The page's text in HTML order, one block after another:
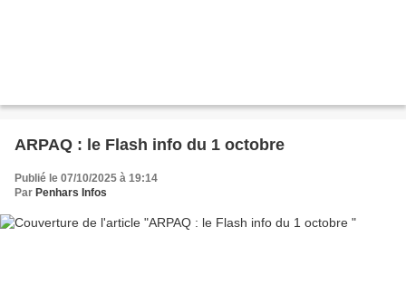
ARPAQ : le Flash info du 1 octobre
Publié le 07/10/2025 à 19:14
Par Penhars Infos